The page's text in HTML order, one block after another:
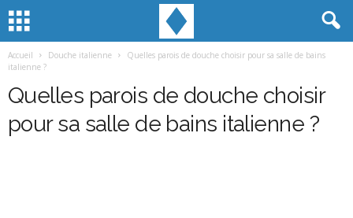
Accueil Douche italienne
Quelles parois de douche choisir pour sa salle de bains
italienne ?
Quelles parois de douche choisir
pour sa salle de bains italienne ?